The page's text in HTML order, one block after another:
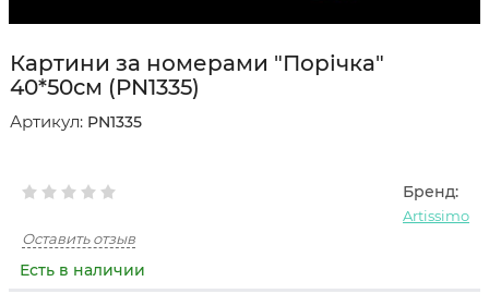
Картини за номерами "Порічка"
40*50см (PN1335)
Артикул: PN1335
Бренд:
Artissimo
Оставить отзыв
Есть в наличии